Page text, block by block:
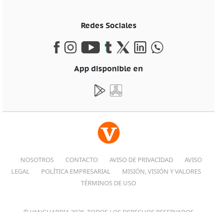
Redes Sociales
App disponible en
NOSOTROS CONTACTO AVISO DE PRIVACIDAD
AVISO
LEGAL
POLÍTICA EMPRESARIAL
MISIÓN, VISIÓN Y VALORES
TÉRMINOS DE USO